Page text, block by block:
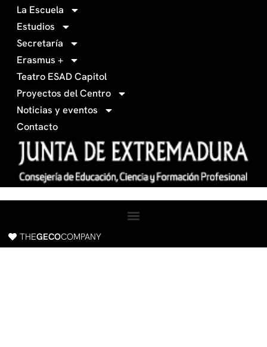
f
a
c
b
o
o
k
La Escuela
Estudios
Secretaría
Erasmus +
Teatro ESAD Capitol
Proyectos del Centro
Noticias y eventos
Contacto
THEGECOCOMPANY